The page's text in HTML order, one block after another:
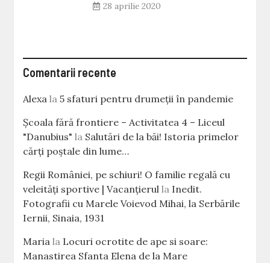
28 aprilie 2020
Comentarii recente
Alexa la5 sfaturi pentru drumeții în pandemie
Școala fără frontiere – Activitatea 4 – Liceul
"Danubius" la Salutări de la băi! Istoria primelor
cărţi poştale din lume…
Regii României, pe schiuri! O familie regală cu
veleităţi sportive | Vacanțierul la Inedit.
Fotografii cu Marele Voievod Mihai, la Serbările
Iernii, Sinaia, 1931
Maria la Locuri ocrotite de ape si soare:
Manastirea Sfanta Elena de la Mare